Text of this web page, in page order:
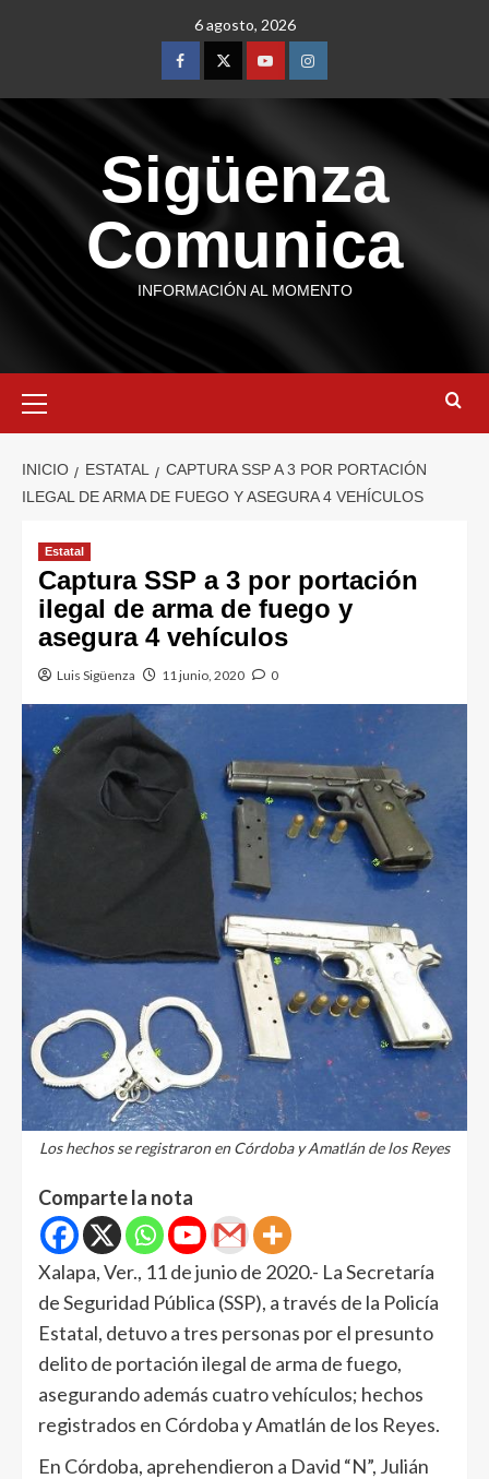
6 agosto, 2026
Sigüenza
Comunica
INFORMACIÓN AL MOMENTO
INICIO ESTATAL
CAPTURA SSP A 3 POR PORTACIÓN
ILEGAL DE ARMA DE FUEGO Y ASEGURA 4 VEHÍCULOS
Estatal
Captura SSP a 3 por portación
ilegal de arma de fuego y
asegura 4 vehículos
Luis Sigüenza 11 junio, 2020 0
Los hechos se registraron en Córdoba y Amatlán de los Reyes
Comparte la nota
Xalapa, Ver., 11 de junio de 2020.- La Secretaría
de Seguridad Pública (SSP), a través de la Policía
Estatal, detuvo a tres personas por el presunto
delito de portación ilegal de arma de fuego,
asegurando además cuatro vehículos; hechos
registrados en Córdoba y Amatlán de los Reyes.
En Córdoba, aprehendieron a David “N”, Julián